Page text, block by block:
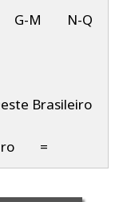
G-M N-Q
Brasileiro
=